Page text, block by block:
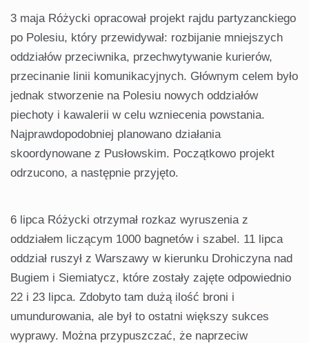
3 maja Różycki opracował projekt rajdu partyzanckiego
po Polesiu, który przewidywał: rozbijanie mniejszych
oddziałów przeciwnika, przechwytywanie kurierów,
przecinanie linii komunikacyjnych. Głównym celem było
jednak stworzenie na Polesiu nowych oddziałów
piechoty i kawalerii w celu wzniecenia powstania.
Najprawdopodobniej planowano działania
skoordynowane z Pusłowskim. Początkowo projekt
odrzucono, a następnie przyjęto.
6 lipca Różycki otrzymał rozkaz wyruszenia z
oddziałem liczącym 1000 bagnetów i szabel. 11 lipca
oddział ruszył z Warszawy w kierunku Drohiczyna nad
Bugiem i Siemiatycz, które zostały zajęte odpowiednio
22 i 23 lipca. Zdobyto tam dużą ilość broni i
umundurowania, ale był to ostatni większy sukces
wyprawy. Można przypuszczać, że naprzeciw